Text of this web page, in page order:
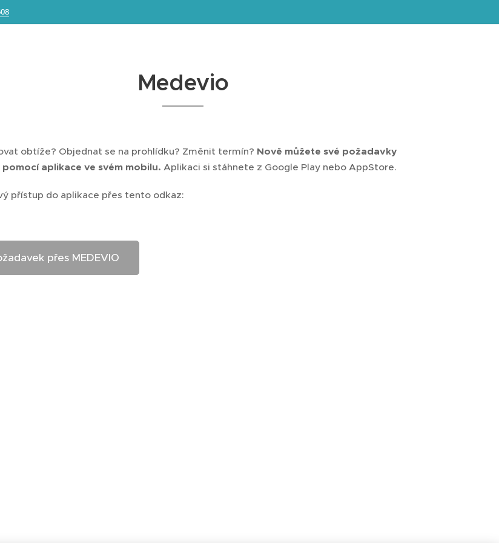
Medevio
obtíže? Objednat se na prohlídku? Změnit termín? Nově můžete své požadavky
aplikace ve svém mobilu. Aplikaci si stáhnete z Google Play nebo AppStore.
přístup do aplikace přes tento odkaz:
přes MEDEVIO